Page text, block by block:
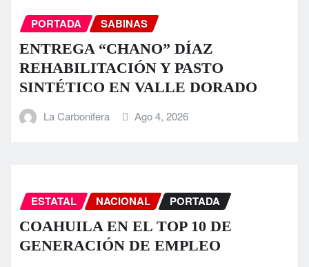
PORTADA SABINAS
ENTREGA “CHANO” DÍAZ
REHABILITACIÓN Y PASTO
SINTÉTICO EN VALLE DORADO
La Carbonifera Ago 4, 2026
ESTATAL NACIONAL PORTADA
COAHUILA EN EL TOP 10 DE
GENERACIÓN DE EMPLEO